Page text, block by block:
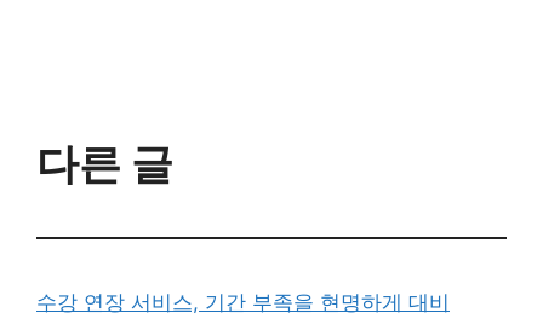
다른 글
수강 연장 서비스, 기간 부족을 현명하게 대비